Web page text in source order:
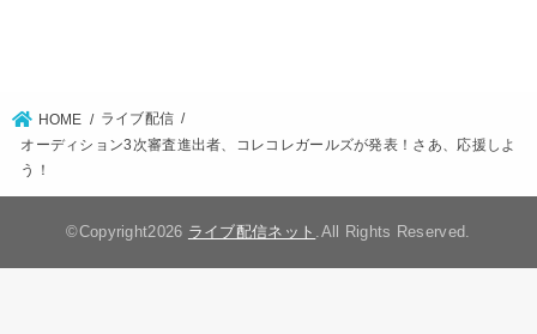
HOME
ライブ配信
オーディション3次審査進出者、コレコレガールズが発表！さあ、応援しよ
う！
©Copyright2026 ライブ配信ネット .All Rights Reserved.